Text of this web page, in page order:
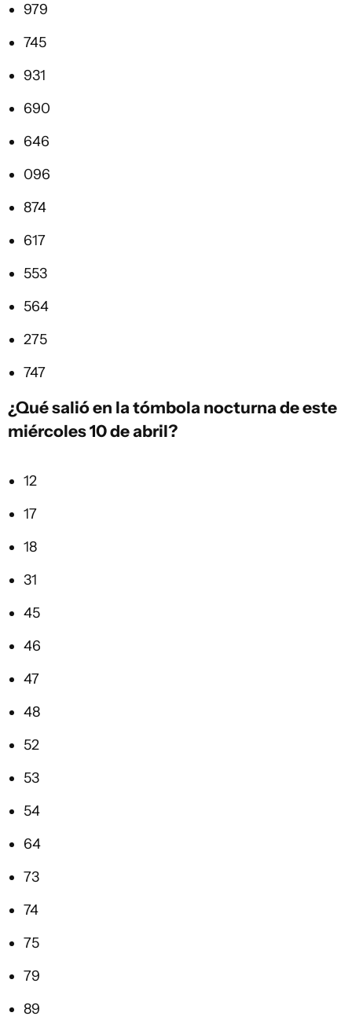
979
745
931
690
646
096
874
617
553
564
275
747
¿Qué salió en la tómbola nocturna de este
miércoles 10 de abril?
12
17
18
31
45
46
47
48
52
53
54
64
73
74
75
79
89